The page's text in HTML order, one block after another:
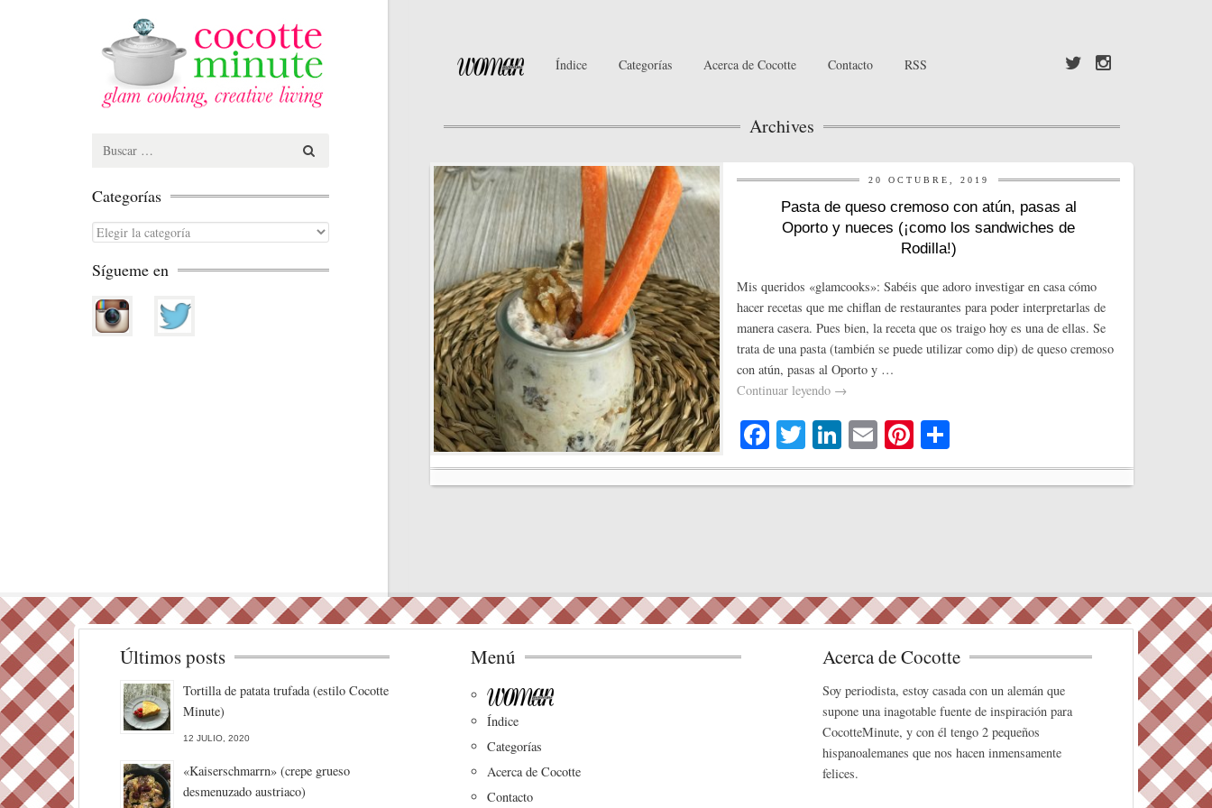
Índice Categorías Acerca de Cocotte Contacto RSS
Archives
20 OCTUBRE, 2019
Pasta de queso cremoso con atún, pasas al
Oporto y nueces (¡como los sandwiches de
Rodilla!)
Mis queridos «glamcooks»: Sabéis que adoro investigar en casa cómo
hacer recetas que me chiflan de restaurantes para poder interpretarlas de
manera casera. Pues bien, la receta que os traigo hoy es una de ellas. Se
trata de una pasta (también se puede utilizar como dip) de queso cremoso
con atún, pasas al Oporto y …
Continuar leyendo →
Fa
ce
bo
T
wi
tte
Li
nk
ed
E
m
ail
Pi
nt
er
o
m
Search
Categorías
Categorías
Sígueme en
Últimos posts
Tortilla de patata trufada (estilo Cocotte
Minute)
12 JULIO, 2020
«Kaiserschmarrn» (crepe grueso
desmenuzado austriaco)
Menú
Índice
Categorías
Acerca de Cocotte
Contacto
Acerca de Cocotte
Soy periodista, estoy casada con un alemán que
supone una inagotable fuente de inspiración para
CocotteMinute, y con él tengo 2 pequeños
hispanoalemanes que nos hacen inmensamente
felices.